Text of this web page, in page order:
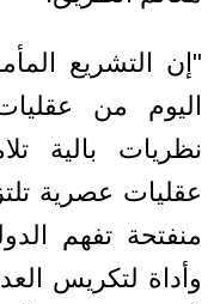
"إن التشريع
اليوم من
نظريات بالية
عقليات عصرية
منفتحة تفهم
وأداة لتكريس